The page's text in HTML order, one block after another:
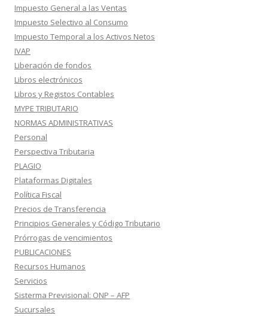
Impuesto General a las Ventas
Impuesto Selectivo al Consumo
Impuesto Temporal a los Activos Netos
IVAP
Liberación de fondos
Libros electrónicos
Libros y Registos Contables
MYPE TRIBUTARIO
NORMAS ADMINISTRATIVAS
Personal
Perspectiva Tributaria
PLAGIO
Plataformas Digitales
Política Fiscal
Precios de Transferencia
Principios Generales y Código Tributario
Prórrogas de vencimientos
PUBLICACIONES
Recursos Humanos
Servicios
Sisterma Previsional: ONP – AFP
Sucursales